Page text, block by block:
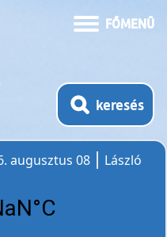
FŐMENÜ
keresés
augusztus 08
László